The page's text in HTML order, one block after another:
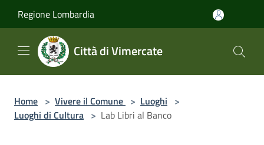
Regione Lombardia
Città di Vimercate
Home > Vivere il Comune > Luoghi >
Luoghi di Cultura > Lab Libri al Banco